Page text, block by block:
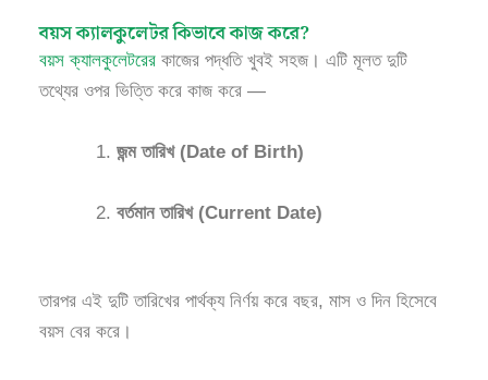
বয়স ক্যালকুলেটর কিভাবে কাজ করে?
বয়স ক্যালকুলেটরের কাজের পদ্ধতি খুবই সহজ। এটি মূলত দুটি
তথ্যের ওপর ভিত্তি করে কাজ করে —
জন্ম তারিখ (Date of Birth)
বর্তমান তারিখ (Current Date)
তারপর এই দুটি তারিখের পার্থক্য নির্ণয় করে বছর, মাস ও দিন হিসেবে
বয়স বের করে।